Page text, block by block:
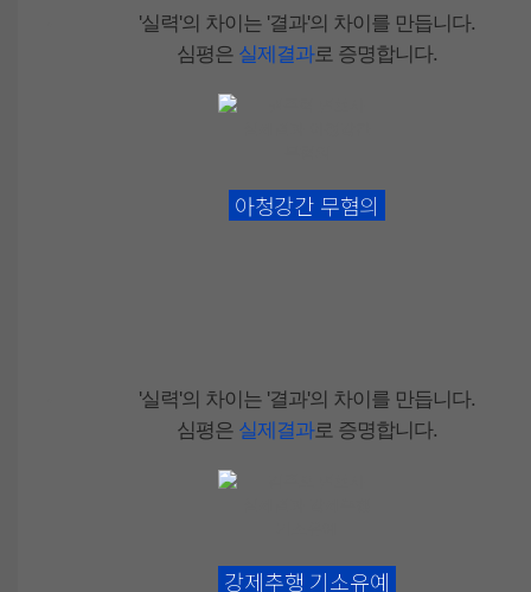
'실력'의 차이는 '결과'의 차이를 만듭니다.
심평은 실제결과로 증명합니다.
아청강간 무혐의
'실력'의 차이는 '결과'의 차이를 만듭니다.
심평은 실제결과로 증명합니다.
강제추행 기소유예